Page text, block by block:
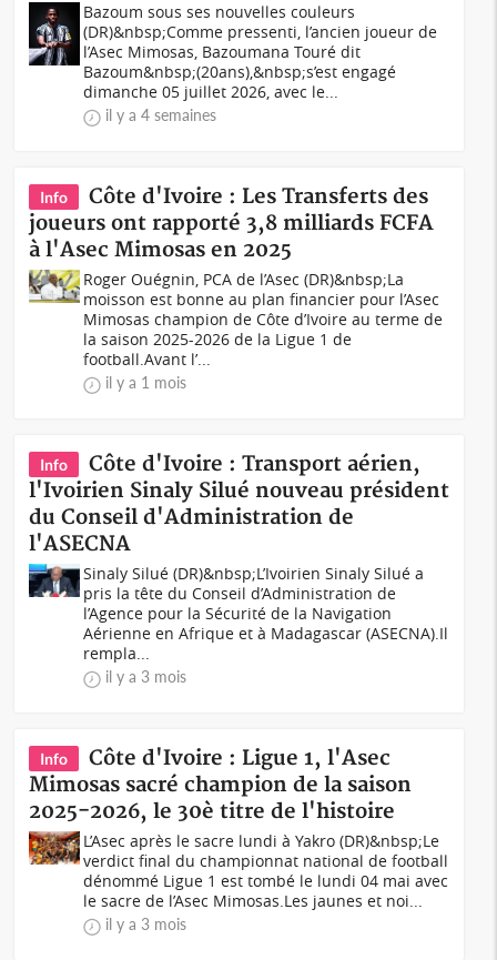
Bazoum sous ses nouvelles couleurs
(DR)&nbsp;Comme pressenti, l’ancien joueur de
l’Asec Mimosas, Bazoumana Touré dit
Bazoum&nbsp;(20ans),&nbsp;s’est engagé
dimanche 05 juillet 2026, avec le...
il y a 4 semaines
Info
Côte d'Ivoire : Les Transferts des
joueurs ont rapporté 3,8 milliards FCFA
à l'Asec Mimosas en 2025
Roger Ouégnin, PCA de l’Asec (DR)&nbsp;La
moisson est bonne au plan financier pour l’Asec
Mimosas champion de Côte d’Ivoire au terme de
la saison 2025-2026 de la Ligue 1 de
football.Avant l’...
il y a 1 mois
Info
Côte d'Ivoire : Transport aérien,
l'Ivoirien Sinaly Silué nouveau président
du Conseil d'Administration de
l'ASECNA
Sinaly Silué (DR)&nbsp;L’Ivoirien Sinaly Silué a
pris la tête du Conseil d’Administration de
l’Agence pour la Sécurité de la Navigation
Aérienne en Afrique et à Madagascar (ASECNA).Il
rempla...
il y a 3 mois
Info
Côte d'Ivoire : Ligue 1, l'Asec
Mimosas sacré champion de la saison
2025-2026, le 30è titre de l'histoire
L’Asec après le sacre lundi à Yakro (DR)&nbsp;Le
verdict final du championnat national de football
dénommé Ligue 1 est tombé le lundi 04 mai avec
le sacre de l’Asec Mimosas.Les jaunes et noi...
il y a 3 mois